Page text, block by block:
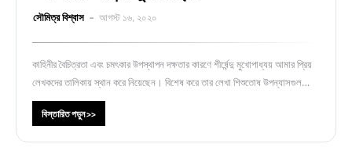
সৌমিত্র বিশ্বাস আগস্ট ১৬, ২০২০
কাহিনীর বৈচিত্রতা এবং চমৎকার উপস্থাপন দক্ষতার কারণে শীর্ষেন্দু মুখোপাধ্যয় আমার প্রিয়
লেখকদের তালিকায় স্থান করে নিয়েছেন। বিশেষ করে তার লেখা শিশুতোষ উপন্যাসগুল…
বিস্তারিত পড়ুন >>